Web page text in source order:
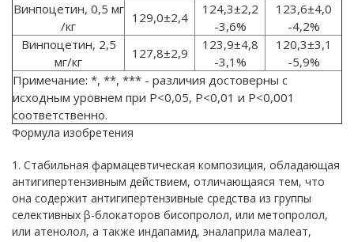
Винпоцетин, 0,5 мг
/кг
129,0±2,4
124,3±2,2
-3,6%
123,6±4,0
-4,2%
Винпоцетин, 2,5
мг/кг
127,8±2,9
123,9±4,8
-3,1%
120,3±3,1
-5,9%
Примечание: *, **, *** - различия достоверны с
исходным уровнем при Р<0,05, Р<0,01 и Р<0,001
соответственно.
Формула изобретения
1. Стабильная фармацевтическая композиция, обладающая
антигипертензивным действием, отличающаяся тем, что
она содержит антигипертензивные средства из группы
селективных β-блокаторов бисопролол, или метопролол,
или атенолол, а также индапамид, эналаприла малеат,